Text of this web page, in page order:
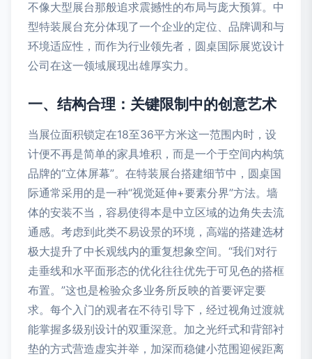
不像大型展台那般追求震撼性的布局与庞大预算。中
型特装展台充分体现了一个企业的定位、品牌调和与
环境适应性，而作为行业领先者，圆桌国际展览设计
公司在这一领域展现出雄厚实力。
一、结构合理：关键限制中的创意艺术
当展位面积锁定在18至36平方米这一范围内时，设
计便不再是简单的家具堆积，而是一个于空间内构筑
品牌的“立体屏幕”。在特装展台搭建细节中，圆桌国
际通常采用的是一种“视觉延伸+要素分界”方法。墙
体的安装不当，容易使得本是中立区域的边角失去流
通感。考虑到此类不易设景的环境，高端的搭建选材
极大提升了中长观线内的重复想象空间。“我们对行
走垂线和水平面形态的优化往往优先于可见色的搭框
布置。”这也是检验众多业务所反映的首要评定要
求。每个入门的观者在不待引导下，经过视角过渡就
能掌握多级别设计的双重深意。加之光纤式和背部衬
垫的方式营造虚实并举，加深而稳健小范围迎候距离